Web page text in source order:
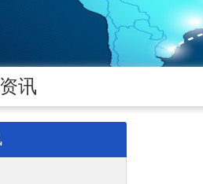
讯